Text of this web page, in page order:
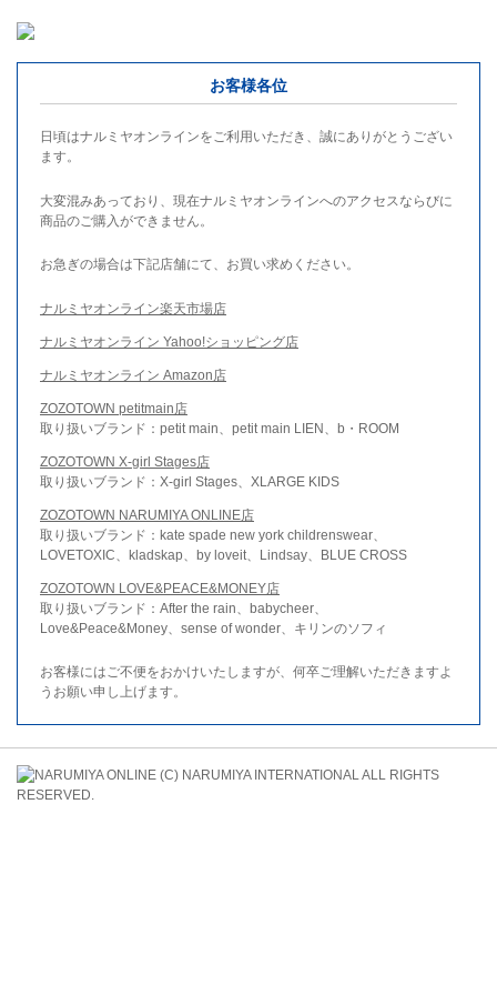
お客様各位
日頃はナルミヤオンラインをご利用いただき、誠にありがとうござい
ます。
大変混みあっており、現在ナルミヤオンラインへのアクセスならびに
商品のご購入ができません。
お急ぎの場合は下記店舗にて、お買い求めください。
ナルミヤオンライン楽天市場店
ナルミヤオンライン Yahoo!ショッピング店
ナルミヤオンライン Amazon店
ZOZOTOWN petitmain店
取り扱いブランド：petit main、petit main LIEN、b・ROOM
ZOZOTOWN X-girl Stages店
取り扱いブランド：X-girl Stages、XLARGE KIDS
ZOZOTOWN NARUMIYA ONLINE店
取り扱いブランド：kate spade new york childrenswear、
LOVETOXIC、kladskap、by loveit、Lindsay、BLUE CROSS
ZOZOTOWN LOVE&PEACE&MONEY店
取り扱いブランド：After the rain、babycheer、
Love&Peace&Money、sense of wonder、キリンのソフィ
お客様にはご不便をおかけいたしますが、何卒ご理解いただきますよ
うお願い申し上げます。